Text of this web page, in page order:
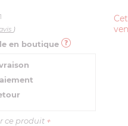
)
en boutique
ce produit +